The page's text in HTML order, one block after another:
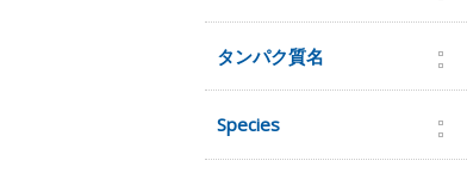
タンパク質名
Species